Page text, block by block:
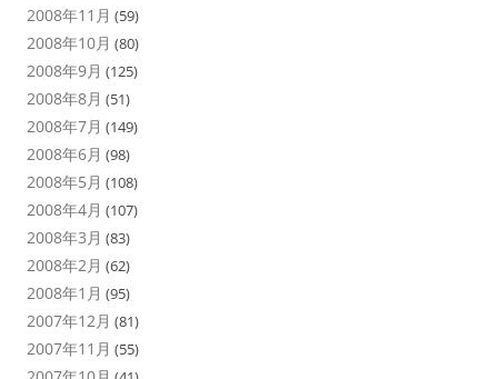
2008年11月 (59)
2008年10月 (80)
2008年9月 (125)
2008年8月 (51)
2008年7月 (149)
2008年6月 (98)
2008年5月 (108)
2008年4月 (107)
2008年3月 (83)
2008年2月 (62)
2008年1月 (95)
2007年12月 (81)
2007年11月 (55)